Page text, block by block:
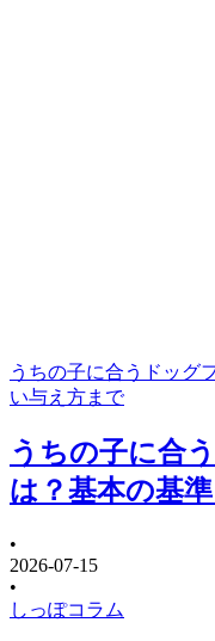
うちの子に合うドッグ
い与え方まで
うちの子に合
は？基本の基
•
2026-07-15
•
しっぽコラム